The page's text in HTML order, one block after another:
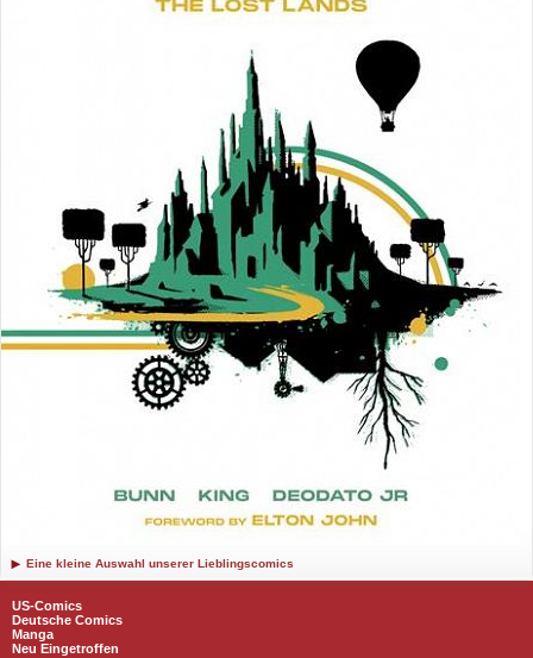
Eine kleine Auswahl unserer Lieblingscomics
US-Comics
Deutsche Comics
Manga
Neu Eingetroffen